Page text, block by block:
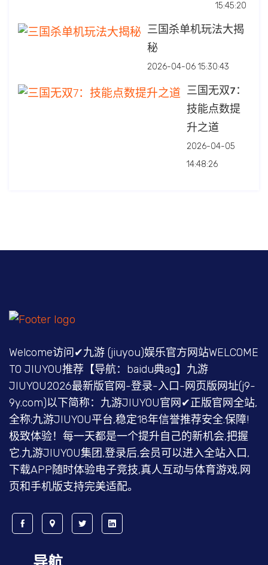
15:45:20
三国杀单机玩法大揭
秘
2026-04-06 15:30:43
三国无双7：
技能点数提
升之道
2026-04-05
14:48:26
Welcome访问✔九游 (jiuyou)娱乐官方网站WELCOME
TO JIUYOU推荐【导航：baidu典ag】九游
JIUYOU2026最新版官网-登录-入口-网页版网址(j9-
9y.com)以下简称：九游JIUYOU官网✔正版官网全站,
全称:九游JIUYOU平台,稳定18年信誉推荐安全.保障!
极致体验！每一天都是一个提升自己的新机会,把握
它.九游JIUYOU集团,登录后,会员可以进入全站入口,
下载APP随时体验电子竞技,真人互动与体育游戏,网
页和手机版支持完美适配。